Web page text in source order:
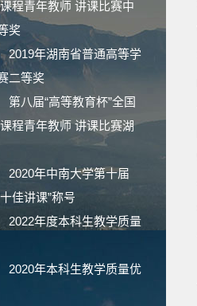
程青年教师 讲课比赛中
奖
2019年湖南省普通高等学
二等奖
八届“高等教育杯”全国
程青年教师 讲课比赛湖
2020年中南大学第十届
佳讲课”称号
2022年度本科生教学质量
2020年本科生教学质量优